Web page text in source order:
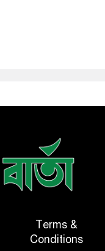
Terms &
Conditions